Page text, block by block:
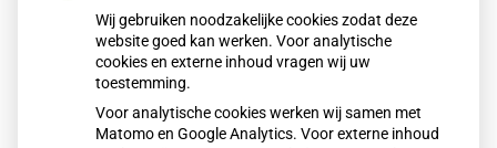
U vindt uw Burgerservicenummer (BSN) of persoonsnummer op
uw legitimatiebewijs en zorgpas.
Wij gebruiken noodzakelijke cookies zodat deze
website goed kan werken. Voor analytische
cookies en externe inhoud vragen wij uw
toestemming.
Voor analytische cookies werken wij samen met
Matomo en Google Analytics. Voor externe inhoud